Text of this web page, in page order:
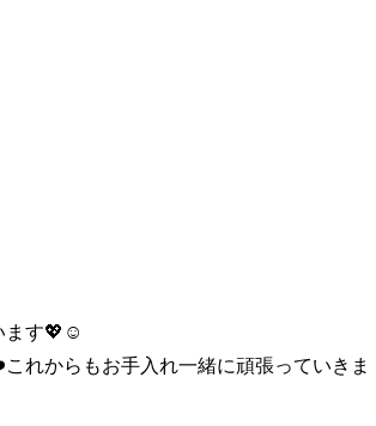
ます💖☺️
れからもお手入れ一緒に頑張っていきま